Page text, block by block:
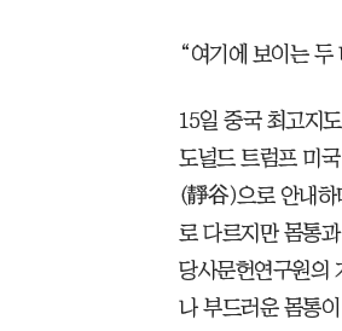
“여기에 보이는 두
15일 중국 최고지
도널드 트럼프 미
(靜谷)으로 안내하
로 다르지만 몸통
당사문헌연구원의
나 부드러운 몸통